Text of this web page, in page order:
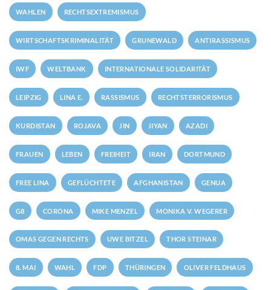
WAHLEN RECHTSEXTREMISMUS
WIRTSCHAFTSKRIMINALITÄT GRUNEWALD ANTIRASSISMUS
IWF WELTBANK INTERNATIONALE SOLIDARITÄT
LEIPZIG LINA E. RASSISMUS RECHTSTERRORISMUS
KURDISTAN ROJAVA JIN JIYAN AZADI
FRAUEN LEBEN FREIHEIT IRAN DORTMUND
FREE LINA GEFLÜCHTETE AFGHANISTAN GENUA
G8 CORONA MIKE MENZEL MONIKA V. WEGERER
OMAS GEGEN RECHTS UWE BITZEL THOR STEINAR
8. MAI WAHL FDP THÜRINGEN OLIVER FELDHAUS